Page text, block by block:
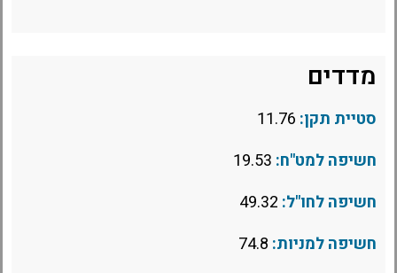
מדדים
סטיית תקן:
חשיפה למט"ח:
חשיפה לחו"ל:
חשיפה למניות: